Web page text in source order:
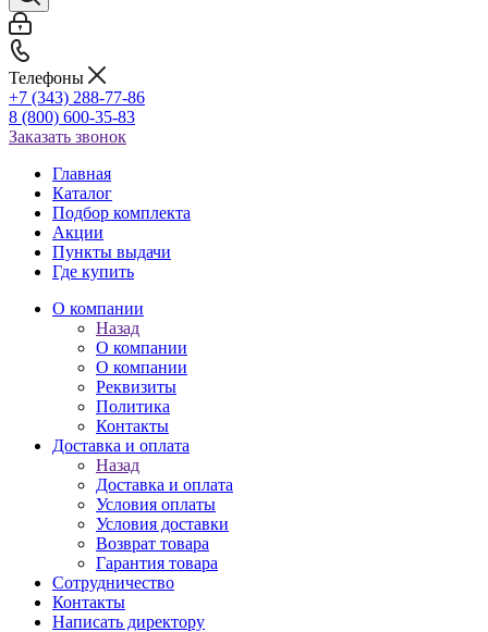
Телефоны
+7 (343) 288-77-86
8 (800) 600-35-83
Заказать звонок
Главная
Каталог
Подбор комплекта
Акции
Пункты выдачи
Где купить
О компании
Назад
О компании
О компании
Реквизиты
Политика
Контакты
Доставка и оплата
Назад
Доставка и оплата
Условия оплаты
Условия доставки
Возврат товара
Гарантия товара
Сотрудничество
Контакты
Написать директору